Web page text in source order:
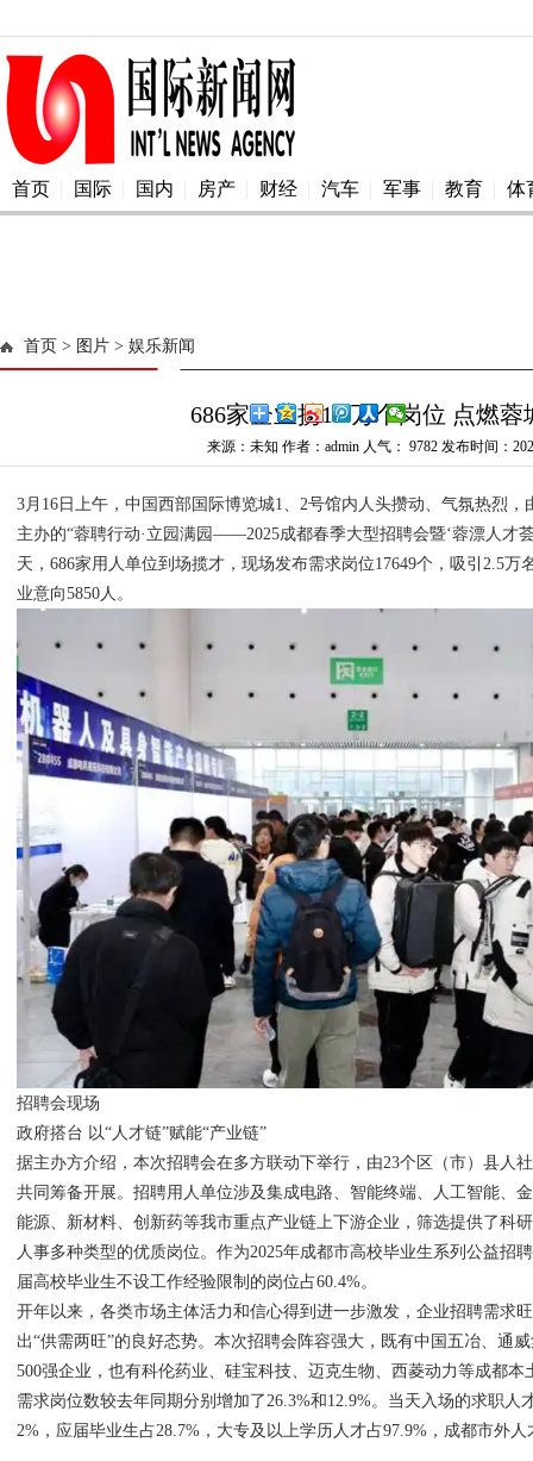
首页 国际 国内 房产 财经 汽车 军事 教育 体
首页 > 图片 > 娱乐新闻
686家企业携1.7万个岗位 点燃蓉
来源：未知 作者：admin 人气： 9782 发布时间：
3月16日上午，中国西部国际博览城1、2号馆内人头攒动、气氛热烈
主办的“蓉聘行动·立园满园——2025成都春季大型招聘会暨‘蓉漂人才
天，686家用人单位到场揽才，现场发布需求岗位17649个，吸引2.5
业意向5850人。
招聘会现场
政府搭台 以“人才链”赋能“产业链”
据主办方介绍，本次招聘会在多方联动下举行，由23个区（市）县人
共同筹备开展。招聘用人单位涉及集成电路、智能终端、人工智能、
能源、新材料、创新药等我市重点产业链上下游企业，筛选提供了科
人事多种类型的优质岗位。作为2025年成都市高校毕业生系列公益招
届高校毕业生不设工作经验限制的岗位占60.4%。
开年以来，各类市场主体活力和信心得到进一步激发，企业招聘需求
出“供需两旺”的良好态势。本次招聘会阵容强大，既有中国五冶、通
500强企业，也有科伦药业、硅宝科技、迈克生物、西菱动力等成都本
需求岗位数较去年同期分别增加了26.3%和12.9%。当天入场的求职人
2%，应届毕业生占28.7%，大专及以上学历人才占97.9%，成都市外人